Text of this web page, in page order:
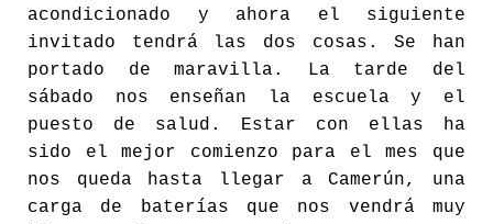
acondicionado y ahora el siguiente
invitado tendrá las dos cosas. Se han
portado de maravilla. La tarde del
sábado nos enseñan la escuela y el
puesto de salud. Estar con ellas ha
sido el mejor comienzo para el mes que
nos queda hasta llegar a Camerún, una
carga de baterías que nos vendrá muy